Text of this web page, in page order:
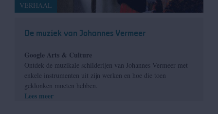
VERHAAL
De muziek van Johannes Vermeer
Google Arts & Culture
Ontdek de muzikale schilderijen van Johannes Vermeer met
enkele instrumenten uit zijn werken en hoe die toen
geklonken moeten hebben.
Lees meer